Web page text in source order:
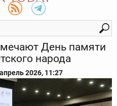
День памяти
народа
2026, 11:27